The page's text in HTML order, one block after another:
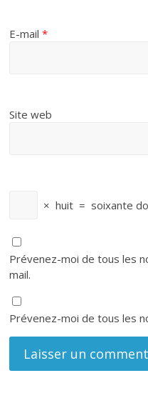
E-mail*
Site web
× huit = soixante
Prévenez-moi de tous les
mail.
Prévenez-moi de tous les